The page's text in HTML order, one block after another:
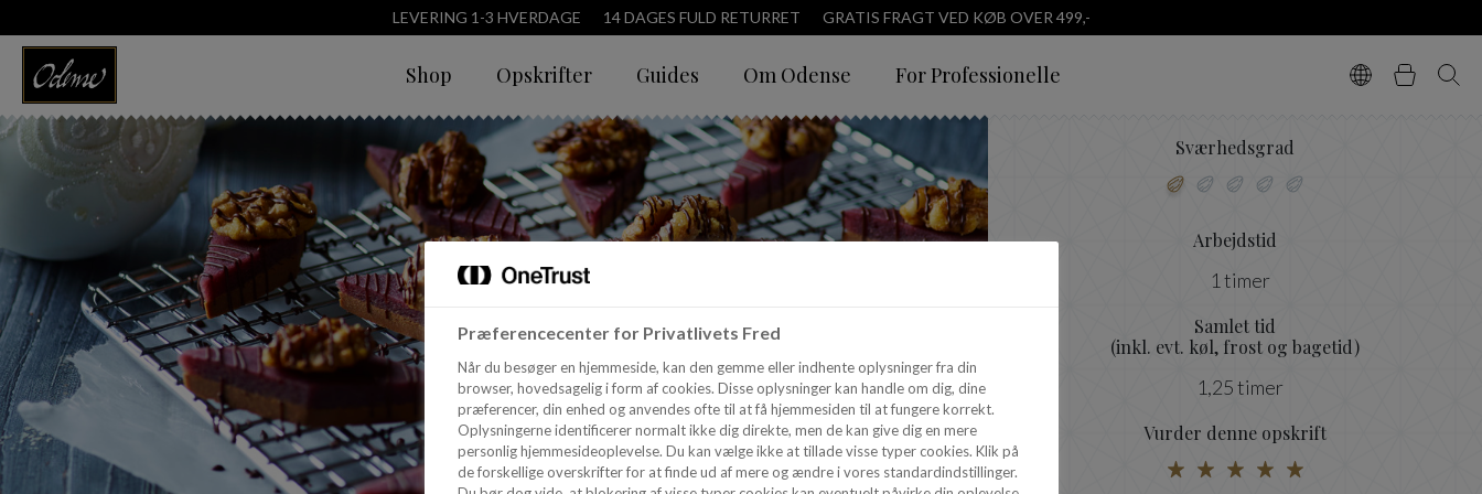
LEVERING 1-3 HVERDAGE 14 DAGES FULD RETURRET GRATIS FRAGT VED KØB OVER 499,-
Shop Opskrifter Guides Om Odense For Professionelle Vælg sprog
Kurv Søg
Sværhedsgrad
Arbejdstid
1 timer
Samlet tid
(inkl. evt. køl, frost og bagetid)
1,25 timer
Vurder denne opskrift
Præferencecenter for Privatlivets Fred
Når du besøger en hjemmeside, kan den gemme eller indhente oplysninger fra din
browser, hovedsagelig i form af cookies. Disse oplysninger kan handle om dig, dine
præferencer, din enhed og anvendes ofte til at få hjemmesiden til at fungere korrekt.
Oplysningerne identificerer normalt ikke dig direkte, men de kan give dig en mere
personlig hjemmesideoplevelse. Du kan vælge ikke at tillade visse typer cookies. Klik på
de forskellige overskrifter for at finde ud af mere og ændre i vores standardindstillinger.